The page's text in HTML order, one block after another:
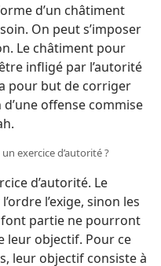
d’un châtiment
On peut s’imposer
Le châtiment pour
infligé par l’autorité
pour but de corriger
offense commise
exercice d’autorité ?
d’autorité. Le
l’exige, sinon les
partie ne pourront
leur objectif. Pour ce
leur objectif consiste à